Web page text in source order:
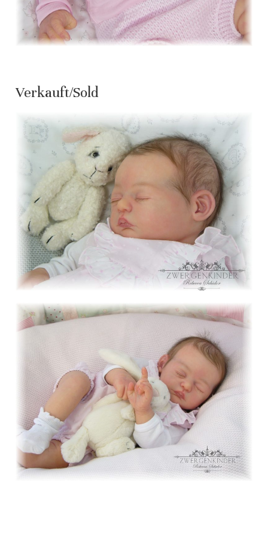
Verkauft/Sold